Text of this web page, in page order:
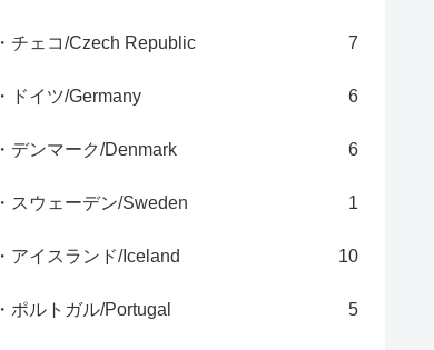
・チェコ/Czech Republic 7
・ドイツ/Germany 6
・デンマーク/Denmark 6
・スウェーデン/Sweden 1
・アイスランド/Iceland 10
・ポルトガル/Portugal 5